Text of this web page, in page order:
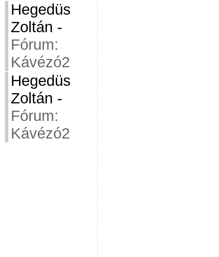
Hegedüs
Zoltán -
Fórum:
Kávézó2
Hegedüs
Zoltán -
Fórum:
Kávézó2